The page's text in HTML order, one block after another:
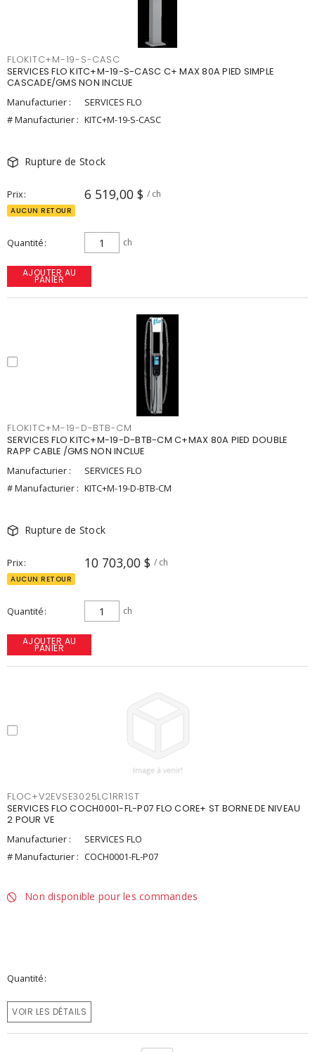
FLOKITC+M-19-S-CASC
SERVICES FLO KITC+M-19-S-CASC C+ MAX 80A PIED SIMPLE
CASCADE/GMS NON INCLUE
Manufacturier :
SERVICES FLO
# Manufacturier : KITC+M-19-S-CASC
Rupture de Stock
Prix 6 519,00 $ / ch
AUCUN RETOUR
Quantité ch
AJOUTER AU
PANIER
FLOKITC+M-19-D-BTB-CM
SERVICES FLO KITC+M-19-D-BTB-CM C+MAX 80A PIED DOUBLE
RAPP CABLE /GMS NON INCLUE
Manufacturier :
SERVICES FLO
# Manufacturier : KITC+M-19-D-BTB-CM
Rupture de Stock
Prix 10 703,00 $ / ch
AUCUN RETOUR
Quantité ch
AJOUTER AU
PANIER
FLOC+V2EVSE3025LC1RR1ST
SERVICES FLO COCH0001-FL-P07 FLO CORE+ ST BORNE DE NIVEAU
2 POUR VE
Manufacturier :
SERVICES FLO
# Manufacturier : COCH0001-FL-P07
Non disponible pour les commandes
Quantité
VOIR LES DÉTAILS